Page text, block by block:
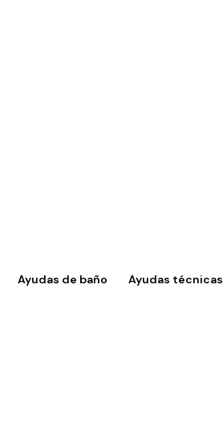
Ayudas de baño Ayudas técnicas